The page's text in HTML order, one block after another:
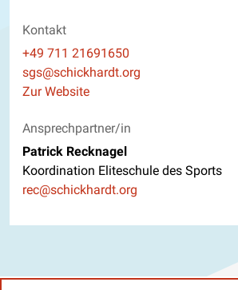
Kontakt
Telefon
+49 711 21691650
E-Mail
sgs@schickhardt.org
Website
Zur Website
Ansprechpartner/in
Patrick Recknagel
Koordination Eliteschule des Sports
E-Mail
rec@schickhardt.org